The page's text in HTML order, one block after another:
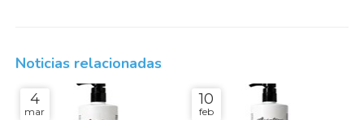
Noticias relacionadas
4
mar
10
feb